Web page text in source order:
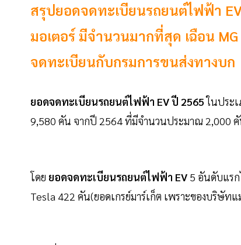
สรุปยอดจดทะเบียนรถยนต์ไฟฟ้า
มอเตอร์ มีจำนวนมากที่สุด เฉือน
จดทะเบียนกับกรมการขนส่งทางบก
ยอดจดทะเบียนรถยนต์ไฟฟ้า EV ปี 2565ในประ
9,580 คัน จากปี 2564 ที่มีจำนวนประมาณ 2,000
โดย ยอดจดทะเบียนรถยนต์ไฟฟ้า EV 5 อันดับแร
Tesla 422 คัน(ยอดเกรย์มาร์เก็ต เพราะของบริษั